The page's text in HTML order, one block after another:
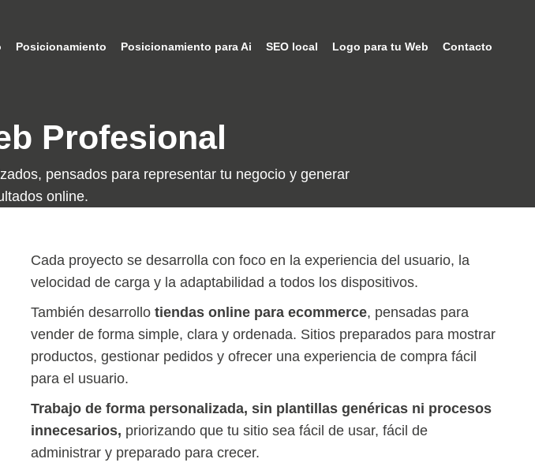
Posicionamiento Posicionamiento para Ai SEO local Logo para tu Web Contacto
Profesional
pensados para representar tu negocio y generar
online.
Cada proyecto se desarrolla con foco en la experiencia del usuario, la
velocidad de carga y la adaptabilidad a todos los dispositivos.
También desarrollo tiendas online para ecommerce, pensadas para
vender de forma simple, clara y ordenada. Sitios preparados para mostrar
productos, gestionar pedidos y ofrecer una experiencia de compra fácil
para el usuario.
Trabajo de forma personalizada, sin plantillas genéricas ni procesos
innecesarios, priorizando que tu sitio sea fácil de usar, fácil de
administrar y preparado para crecer.